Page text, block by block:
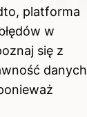
platforma
w
się z
danych